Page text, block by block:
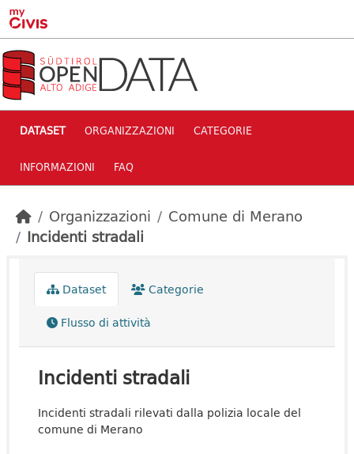
Skip to main content
DATASET ORGANIZZAZIONI CATEGORIE
INFORMAZIONI FAQ
Organizzazioni
Comune di Merano
Incidenti stradali
Dataset
Categorie
Flusso di attività
Incidenti stradali
Incidenti stradali rilevati dalla polizia locale del
comune di Merano